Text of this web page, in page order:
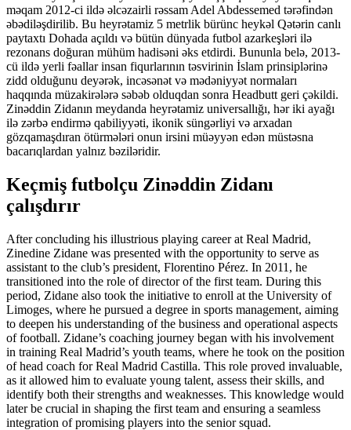
məqam 2012-ci ildə əlcəzairli rəssam Adel Abdessemed tərəfindən
əbədiləşdirilib. Bu heyrətamiz 5 metrlik bürünc heykəl Qətərin canlı
paytaxtı Dohada açıldı və bütün dünyada futbol azarkeşləri ilə
rezonans doğuran mühüm hadisəni əks etdirdi. Bununla belə, 2013-
cü ildə yerli fəallar insan fiqurlarının təsvirinin İslam prinsiplərinə
zidd olduğunu deyərək, incəsənət və mədəniyyət normaları
haqqında müzakirələrə səbəb olduqdan sonra Headbutt geri çəkildi.
Zinəddin Zidanın meydanda heyrətamiz universallığı, hər iki ayağı
ilə zərbə endirmə qabiliyyəti, ikonik süngərliyi və arxadan
gözqamaşdıran ötürmələri onun irsini müəyyən edən müstəsna
bacarıqlardan yalnız bəziləridir.
Keçmiş futbolçu Zinəddin Zidanı
çalışdırır
After concluding his illustrious playing career at Real Madrid,
Zinedine Zidane was presented with the opportunity to serve as
assistant to the club’s president, Florentino Pérez. In 2011, he
transitioned into the role of director of the first team. During this
period, Zidane also took the initiative to enroll at the University of
Limoges, where he pursued a degree in sports management, aiming
to deepen his understanding of the business and operational aspects
of football. Zidane’s coaching journey began with his involvement
in training Real Madrid’s youth teams, where he took on the position
of head coach for Real Madrid Castilla. This role proved invaluable,
as it allowed him to evaluate young talent, assess their skills, and
identify both their strengths and weaknesses. This knowledge would
later be crucial in shaping the first team and ensuring a seamless
integration of promising players into the senior squad.